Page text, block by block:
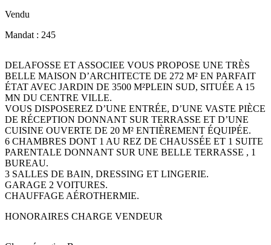
Vendu
Mandat : 245
DELAFOSSE ET ASSOCIEE VOUS PROPOSE UNE TRÈS
BELLE MAISON D’ARCHITECTE DE 272 M² EN PARFAIT
ÉTAT AVEC JARDIN DE 3500 M²PLEIN SUD, SITUÉE A 15
MN DU CENTRE VILLE.
VOUS DISPOSEREZ D’UNE ENTRÉE, D’UNE VASTE PIÈCE
DE RÉCEPTION DONNANT SUR TERRASSE ET D’UNE
CUISINE OUVERTE DE 20 M² ENTIÈREMENT ÉQUIPÉE.
6 CHAMBRES DONT 1 AU REZ DE CHAUSSÉE ET 1 SUITE
PARENTALE DONNANT SUR UNE BELLE TERRASSE , 1
BUREAU.
3 SALLES DE BAIN, DRESSING ET LINGERIE.
GARAGE 2 VOITURES.
CHAUFFAGE AÉROTHERMIE.
HONORAIRES CHARGE VENDEUR